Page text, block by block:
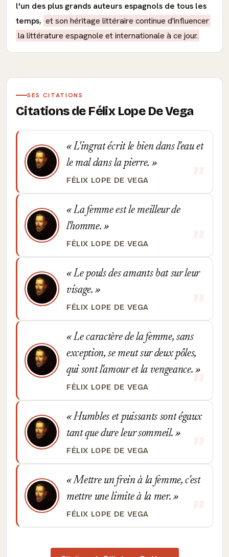
l'un des plus grands auteurs espagnols de tous les
temps, et son héritage littéraire continue d'influencer
la littérature espagnole et internationale à ce jour.
SES CITATIONS
Citations de Félix Lope De Vega
L'ingrat écrit le bien dans l'eau et
le mal dans la pierre.
FÉLIX LOPE DE VEGA
La femme est le meilleur de
l'homme.
FÉLIX LOPE DE VEGA
Le pouls des amants bat sur leur
visage.
FÉLIX LOPE DE VEGA
Le caractère de la femme, sans
exception, se meut sur deux pôles,
qui sont l'amour et la vengeance.
FÉLIX LOPE DE VEGA
Humbles et puissants sont égaux
tant que dure leur sommeil.
FÉLIX LOPE DE VEGA
Mettre un frein à la femme, c'est
mettre une limite à la mer.
FÉLIX LOPE DE VEGA